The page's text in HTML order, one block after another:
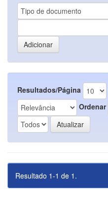
Resultados/Página
Ordenar
Resultado 1-1 de 1.